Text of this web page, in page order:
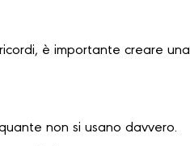
è importante creare una
non si usano davvero.